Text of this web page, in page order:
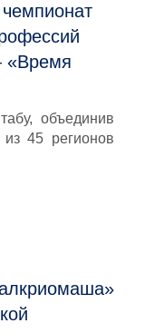
«Время
объединив
45 регионов